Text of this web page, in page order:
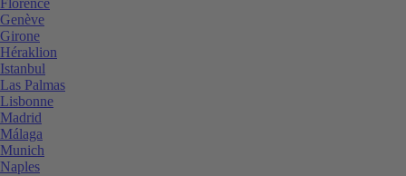
Genève
Girone
Héraklion
Istanbul
Las Palmas
Lisbonne
Madrid
Málaga
Munich
Naples